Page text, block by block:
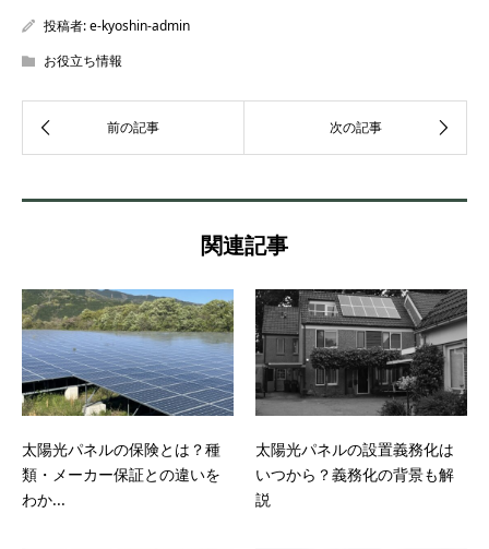
投稿者:e-kyoshin-admin
お役立ち情報
関連記事
太陽光パネルの保険とは？種
類・メーカー保証との違いを
わか...
太陽光パネルの設置義務化は
いつから？義務化の背景も解
説